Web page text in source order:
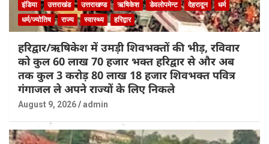
इंडिया उत्तराखंड उत्तराखण्ड ऋषिकेश डेवलोपमेन्ट देहरादून
धर्म
धर्म/ज्योतिष
राज्य स्वास्थ्य हरिद्वार
हरिद्वार/ऋषिकेश में उमड़ी शिवभक्तों की भीड़, रविवार
को कुल 60 लाख 70 हजार भक्त हरिद्वार से और अब
तक कुल 3 करोड़ 80 लाख 18 हजार शिवभक्त पवित्र
गंगाजल ले अपने राज्यों के लिए निकले
August 9, 2026 admin